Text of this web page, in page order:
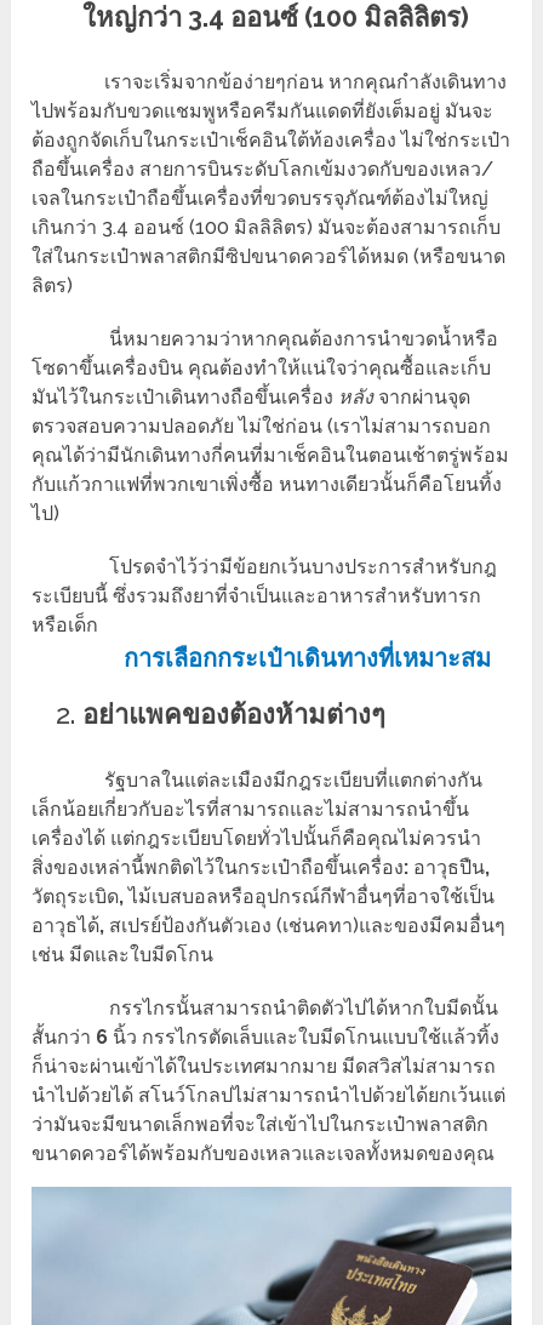
ใหญ่กว่า 3.4 ออนซ์ (100 มิลลิลิตร)
เราจะเริ่มจากข้อง่ายๆก่อน หากคุณกำลังเดินทาง
ไปพร้อมกับขวดแชมพูหรือครีมกันแดดที่ยังเต็มอยู่ มันจะ
ต้องถูกจัดเก็บในกระเป๋าเช็คอินใต้ท้องเครื่อง ไม่ใช่กระเป๋า
ถือขึ้นเครื่อง สายการบินระดับโลกเข้มงวดกับของเหลว/
เจลในกระเป๋าถือขึ้นเครื่องที่ขวดบรรจุภัณฑ์ต้องไม่ใหญ่
เกินกว่า 3.4 ออนซ์ (100 มิลลิลิตร) มันจะต้องสามารถเก็บ
ใส่ในกระเป๋าพลาสติกมีซิปขนาดควอร์ได้หมด (หรือขนาด
ลิตร)
นี่หมายความว่าหากคุณต้องการนำขวดน้ำหรือ
โซดาขึ้นเครื่องบิน คุณต้องทำให้แน่ใจว่าคุณซื้อและเก็บ
มันไว้ในกระเป๋าเดินทางถือขึ้นเครื่อง หลังจากผ่านจุด
ตรวจสอบความปลอดภัย ไม่ใช่ก่อน (เราไม่สามารถบอก
คุณได้ว่ามีนักเดินทางกี่คนที่มาเช็คอินในตอนเช้าตรู่พร้อม
กับแก้วกาแฟที่พวกเขาเพิ่งซื้อ หนทางเดียวนั้นก็คือโยนทิ้ง
ไป)
โปรดจำไว้ว่ามีข้อยกเว้นบางประการสำหรับกฎ
ระเบียบนี้ ซึ่งรวมถึงยาที่จำเป็นและอาหารสำหรับทารก
หรือเด็ก
การเลือกกระเป๋าเดินทางที่เหมาะสม
อย่าแพคของต้องห้ามต่างๆ
รัฐบาลในแต่ละเมืองมีกฎระเบียบที่แตกต่างกัน
เล็กน้อยเกี่ยวกับอะไรที่สามารถและไม่สามารถนำขึ้น
เครื่องได้ แต่กฎระเบียบโดยทั่วไปนั้นก็คือคุณไม่ควรนำ
สิ่งของเหล่านี้พกติดไว้ในกระเป๋าถือขึ้นเครื่อง: อาวุธปืน,
วัตถุระเบิด,ไม้เบสบอลหรืออุปกรณ์กีฬาอื่นๆที่อาจใช้เป็น
อาวุธได้, สเปรย์ป้องกันตัวเอง (เช่นคทา)และของมีคมอื่นๆ
เช่น มีดและใบมีดโกน
กรรไกรนั้นสามารถนำติดตัวไปได้หากใบมีดนั้น
สั้นกว่า 6 นิ้ว กรรไกรตัดเล็บและใบมีดโกนแบบใช้แล้วทิ้ง
ก็น่าจะผ่านเข้าได้ในประเทศมากมาย มีดสวิสไม่สามารถ
นำไปด้วยได้ สโนว์โกลปไม่สามารถนำไปด้วยได้ยกเว้นแต่
ว่ามันจะมีขนาดเล็กพอที่จะใส่เข้าไปในกระเป๋าพลาสติก
ขนาดควอร์ได้พร้อมกับของเหลวและเจลทั้งหมดของคุณ